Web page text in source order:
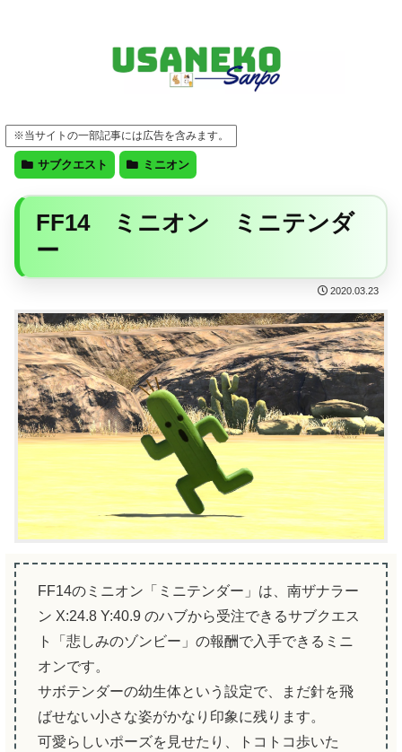
※当サイトの一部記事には広告を含みます。
サブクエスト ミニオン
FF14 ミニオン ミニテンダ
ー
2020.03.23
FF14のミニオン「ミニテンダー」は、南ザナラー
ン X:24.8 Y:40.9 のハブから受注できるサブクエス
ト「悲しみのゾンビー」の報酬で入手できるミニ
オンです。
サボテンダーの幼生体という設定で、まだ針を飛
ばせない小さな姿がかなり印象に残ります。
可愛らしいポーズを見せたり、トコトコ歩いた